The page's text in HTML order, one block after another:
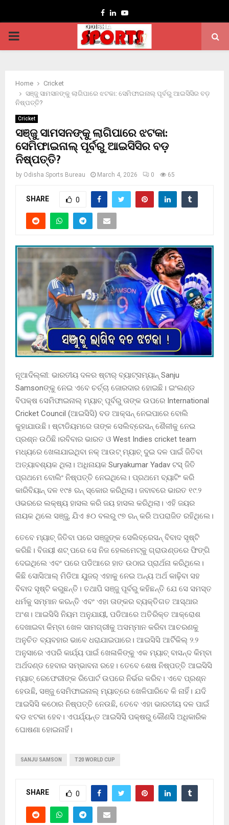
Facebook
LinkedinYoutube
PRIMARY
Home
Cricket
ସଞ୍ଜୁ ସାମସନଙ୍କୁ ଲାଗିପାରେ ଝଟକା: ସେମିଫାଇନାଲ୍ ପୂର୍ବରୁ ଆଇସିସିର ବଡ଼
ନିଷ୍ପତ୍ତି?
Cricket
ସଞ୍ଜୁ ସାମସନଙ୍କୁ ଲାଗିପାରେ ଝଟକା:
ସେମିଫାଇନାଲ୍ ପୂର୍ବରୁ ଆଇସିସିର ବଡ଼
ନିଷ୍ପତ୍ତି?
by Odisha Sports Bureau March 4, 2026 0 65
SHARE 0
ନୂଆଦିଲ୍ଲୀ: ଭାରତୀୟ ଦଳର ଷ୍ଟାର୍ ବ୍ୟାଟ୍ସମ୍ୟାନ୍ Sanju
Samsonଙ୍କୁ ନେଇ ଏବେ ଚର୍ଚ୍ଚା ଜୋରଦାର ହୋଇଛି। ଇଂଲଣ୍ଡ
ବିପକ୍ଷ ସେମିଫାଇନାଲ୍ ମ୍ୟାଚ୍ ପୂର୍ବରୁ ତାଙ୍କ ଉପରେ International
Cricket Council (ଆଇସିସି) ବଡ ଆକ୍ସନ୍ ନେଇପାରେ ବୋଲି
କୁହାଯାଉଛି। ଷ୍ଟାଡିୟମରେ ତାଙ୍କ ସେଲିବ୍ରେସନ୍ ଶୈଳୀକୁ ନେଇ
ପ୍ରଶ୍ନ ଉଠିଛି।ରବିବାର ଭାରତ ଓ West Indies cricket team
ମଧ୍ୟରେ ଖେଳାଯାଇଥିବା ନକ୍ ଆଉଟ୍ ମ୍ୟାଚ୍ ଦୁଇ ଦଳ ପାଇଁ ଜିତିବା
ଅତ୍ୟାବଶ୍ୟକ ଥିଲା। ଅଧିନାୟକ Suryakumar Yadav ଟସ୍ ଜିତି
ପ୍ରଥମେ ବୋଲିଂ ନିଷ୍ପତ୍ତି ନେଇଥିଲେ। ପ୍ରଥମେ ବ୍ୟାଟିଂ କରି
କାରିବିୟାନ୍ ଦଳ ୧୯୫ ରନ୍ ସ୍କୋର କରିଥିଲା। ଜବାବରେ ଭାରତ ୧୯.୨
ଓଭରରେ ଲକ୍ଷ୍ୟ ହାସଲ କରି ଜୟ ହାସଲ କରିଥିଲା। ଏହି ଜୟର
ନାୟକ ଥିଲେ ସଞ୍ଜୁ, ଯିଏ ୫୦ ବଲରୁ ୯୭ ରନ୍ କରି ଅପରାଜିତ ରହିଥିଲେ।
ତେବେ ମ୍ୟାଚ୍ ଜିତିବା ପରେ ସଞ୍ଜୁଙ୍କ ସେଲିବ୍ରେସନ୍ ବିବାଦ ସୃଷ୍ଟି
କରିଛି। ବିଜୟୀ ଶଟ୍ ପରେ ସେ ନିଜ ହେଲମେଟ୍‌କୁ ଗ୍ରାଉଣ୍ଡରେ ଫିଙ୍ଗି
ଦେଇଥିଲେ ଏବଂ ପରେ ପଡିଆରେ ହାତ ଉଠାଇ ପ୍ରାର୍ଥନା କରିଥିଲେ।
କିଛି ସୋସିଆଲ୍ ମିଡିଆ ୟୁଜର୍ ଏହାକୁ ନେଇ ଅନ୍ୟ ଅର୍ଥ କାଢ଼ିବା ସହ
ବିବାଦ ସୃଷ୍ଟି କରୁଛନ୍ତି। ତଥାପି ସଞ୍ଜୁ ପୂର୍ବରୁ କହିଛନ୍ତି ଯେ ସେ ସମସ୍ତ
ଧର୍ମକୁ ସମ୍ମାନ କରନ୍ତି ଏବଂ ଏହା ତାଙ୍କର ବ୍ୟକ୍ତିଗତ ଆସ୍ଥାର
ଅଂଶ। ଆଇସିସି ନିୟମ ଅନୁଯାୟୀ, ପଡିଆରେ ଅତିରିକ୍ତ ଆକ୍ରୋଶ
ଦେଖାଇବା କିମ୍ବା ଖେଳ ସାମଗ୍ରୀକୁ ଅସମ୍ମାନ କରିବା ଆଚରଣକୁ
ଅନୁଚିତ ବ୍ୟବହାର ଭାବେ ଧରାଯାଇପାରେ। ଆଇସିସି ଆର୍ଟିକିଲ୍ ୨.୨
ଅନୁସାରେ ଏପରି କାର୍ଯ୍ୟ ପାଇଁ ଖେଳାଳିଙ୍କୁ ଏକ ମ୍ୟାଚ୍ ବାସନ୍ଦ କିମ୍ବା
ଅର୍ଥଦଣ୍ଡ ହେବାର ସମ୍ଭାବନା ରହେ। ତେବେ ଶେଷ ନିଷ୍ପତ୍ତି ଆଇସିସି
ମ୍ୟାଚ୍ ରେଫେରୀଙ୍କ ରିପୋର୍ଟ ଉପରେ ନିର୍ଭର କରିବ। ଏବେ ପ୍ରଶ୍ନ
ହେଉଛି, ସଞ୍ଜୁ ସେମିଫାଇନାଲ୍ ମ୍ୟାଚ୍‌ରେ ଖେଳିପାରିବେ କି ନାହିଁ। ଯଦି
ଆଇସିସି କଠୋର ନିଷ୍ପତ୍ତି ନେଉଛି, ତେବେ ଏହା ଭାରତୀୟ ଦଳ ପାଇଁ
ବଡ ଝଟକା ହେବ। ଏପର୍ଯ୍ୟନ୍ତ ଆଇସିସି ପକ୍ଷରୁ କୌଣସି ଅଧିକାରିକ
ଘୋଷଣା ହୋଇନାହିଁ।
SANJU SAMSON T20 WORLD CUP
SHARE 0